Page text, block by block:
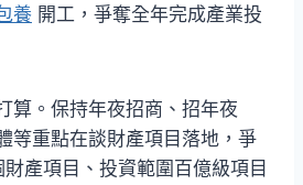
養 開工，爭奪全年完成產業投
算。保持年夜招商、招年夜
等重點在談財產項目落地，爭
產項目、投資範圍百億級項目